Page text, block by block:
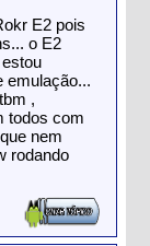
E2 pois
o E2
emulação...
,
todos com
nem
rodando